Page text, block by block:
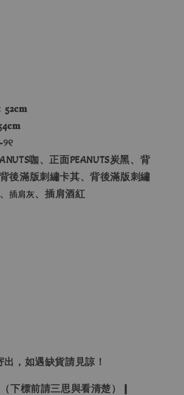
52𝐜𝐦
咖、正面PEANUTS炭黑、背
後滿版刺繡卡其、背後滿版刺繡
插肩灰、插肩酒紅
出，如遇缺貨請見諒！
下標前請三思與看清楚）❙